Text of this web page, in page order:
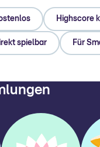
Highscore
spielbar Für